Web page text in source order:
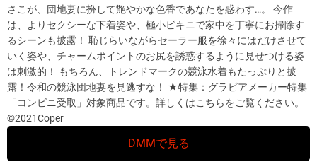
さこが、団地妻に扮して艶やかな色香であなたを惑わす…。 今作
は、よりセクシーな下着姿や、極小ビキニで家中を丁寧にお掃除す
るシーンも披露！ 恥じらいながらセーラー服を徐々にはだけさせて
いく姿や、チャームポイントのお尻を誘惑するように見せつける姿
は刺激的！ もちろん、トレンドマークの競泳水着もたっぷりと披
露！令和の競泳団地妻を見逃すな！ ★特集：グラビアメーカー特集
「コンビニ受取」対象商品です。詳しくはこちらをご覧ください。
©2021Coper
DMMで見る